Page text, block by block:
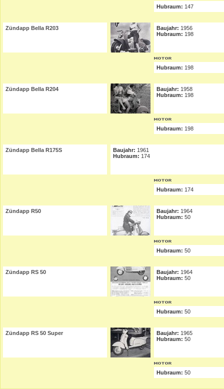
Hubraum: 147
Zündapp Bella R203 Baujahr: 1956
Hubraum: 198
Hubraum: 198
Zündapp Bella R204 Baujahr: 1958
Hubraum: 198
Hubraum: 198
Zündapp Bella R175S Baujahr: 1961
Hubraum: 174
Hubraum: 174
Zündapp R50 Baujahr: 1964
Hubraum: 50
Hubraum: 50
Zündapp RS 50 Baujahr: 1964
Hubraum: 50
Hubraum: 50
Zündapp RS 50 Super Baujahr: 1965
Hubraum: 50
Hubraum: 50